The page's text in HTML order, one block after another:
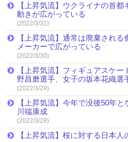
【上昇気流】ウクライナの首
動きが広がっている
(2022/3/31)
【上昇気流】通常は廃棄され
メーカーで広がっている
(2022/3/30)
【上昇気流】フィギュアスケ
野昌磨選手、女子の坂本花織選
(2022/3/29)
【上昇気流】今年で没後50年
川端康成
(2022/3/28)
【上昇気流】桜に対する日本人